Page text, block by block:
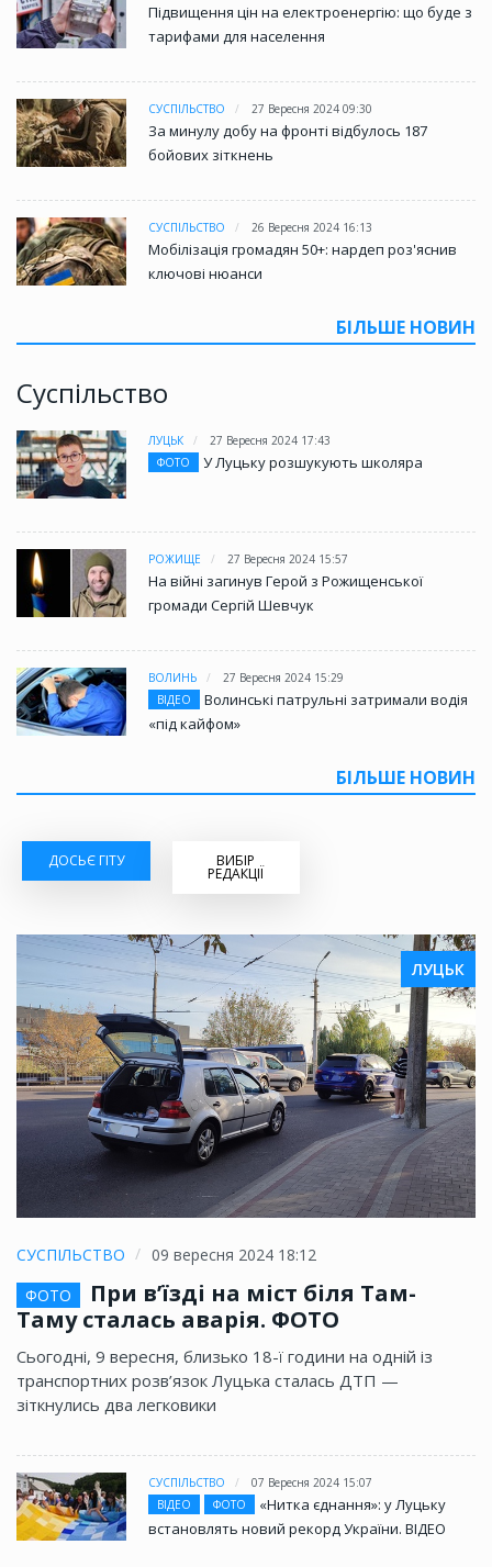
Підвищення цін на електроенергію: що буде з
тарифами для населення
СУСПІЛЬСТВО 27 Вересня 2024 09:30
За минулу добу на фронті відбулось 187
бойових зіткнень
СУСПІЛЬСТВО 26 Вересня 2024 16:13
Мобілізація громадян 50+: нардеп роз'яснив
ключові нюанси
БІЛЬШЕ НОВИН
Суспільство
ЛУЦЬК
27 Вересня 2024 17:43
ФОТО
У Луцьку розшукують школяра
РОЖИЩЕ 27 Вересня 2024 15:57
На війні загинув Герой з Рожищенської
громади Сергій Шевчук
ВОЛИНЬ
27 Вересня 2024 15:29
ВІДЕО
Волинські патрульні затримали водія
«під кайфом»
БІЛЬШЕ НОВИН
ДОСЬЄ ГІТУ ВИБІР
РЕДАКЦІЇ
ЛУЦЬК
СУСПІЛЬСТВО
09 вересня 2024 18:12
ФОТО
При в’їзді на міст біля Там-
Таму сталась аварія. ФОТО
Сьогодні, 9 вересня, близько 18-ї години на одній із
транспортних розв’язок Луцька сталась ДТП —
зіткнулись два легковики
СУСПІЛЬСТВО
07 Вересня 2024 15:07
ВІДЕО
ФОТО
«Нитка єднання»: у Луцьку
встановлять новий рекорд України. ВІДЕО